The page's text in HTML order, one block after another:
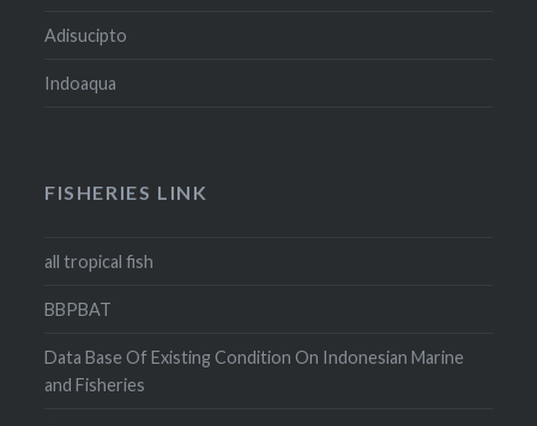
Adisucipto
Indoaqua
FISHERIES LINK
all tropical fish
BBPBAT
Data Base Of Existing Condition On Indonesian Marine
and Fisheries